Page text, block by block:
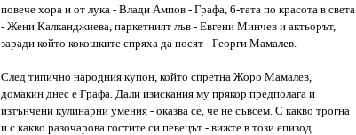
повече хора и от лука - Влади Ампов - Графа, 6-тата по красота в света
- Жени Калканджиева, паркетният лъв - Евгени Минчев и актьорът,
заради който кокошките спряха да носят - Георги Мамалев.
След типично народния купон, който спретна Жоро Мамалев,
домакин днес е Графа. Дали изискания му прякор предполага и
изтънчени кулинарни умения - оказва се, че не съвсем. С какво трогна
и с какво разочарова гостите си певецът - вижте в този епизод.